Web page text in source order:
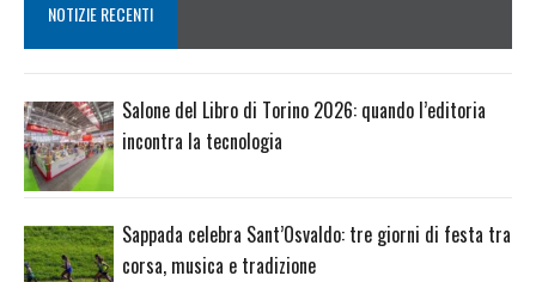
NOTIZIE RECENTI
Salone del Libro di Torino 2026: quando l’editoria
incontra la tecnologia
Sappada celebra Sant’Osvaldo: tre giorni di festa tra
corsa, musica e tradizione